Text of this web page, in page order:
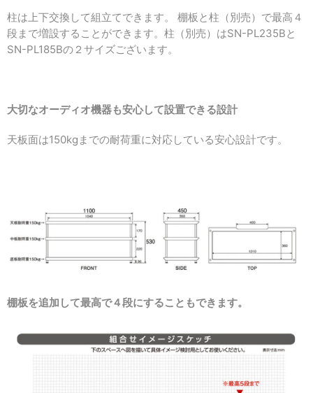
柱は上下交換して組立てできます。 棚板と柱（別売）で最高４
段まで増設することができます。柱（別売）はSN-PL235Bと
SN-PL185Bの２サイズございます。
大切なオーディオ機器も安心して設置できる設計
天板面は150kgまでの耐荷重に対応している安心設計です。
棚板を追加して最高で４段にすることもできます。